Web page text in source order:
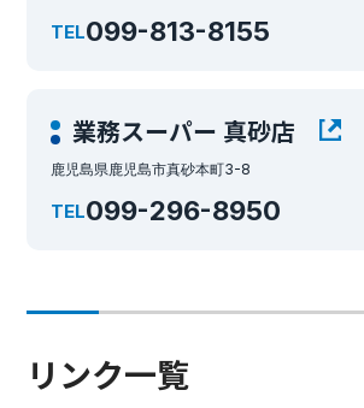
TEL099-813-8155
業務スーパー 真砂店
鹿児島県鹿児島市真砂本町3-8
TEL099-296-8950
リンク一覧